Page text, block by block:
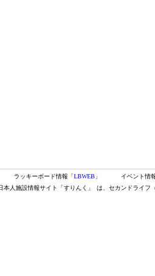
ラッキーボード情報「LBWEB 」
イベント情
本人施設情報サイト「すりんく」
は、セカンドライフ